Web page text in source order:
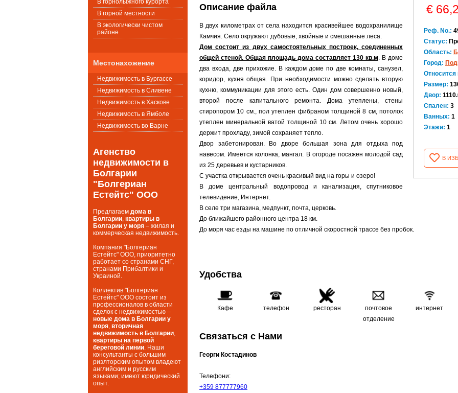
В горнолыжного курорта
В горной местности
В экологически чистом
районе
Местонахожение
Недвижимость в Бургассе
Недвижимость в Сливене
Недвижимость в Хаскове
Недвижимость в Ямболе
Недвижимость во Варне
Агенство
недвижимости в
Болгарии
"Болгериан
Естейтс" ООО
Предлагаем дома в
Болгарии, квартиры в
Болгарии у моря – жилая и
коммерческая недвижимость.
Компания "Болгериан
Естейтс" ООО, приоритетно
работает со странами СНГ,
странами Прибалтики и
Украиной.
Коллектив "Болгериан
Естейтс" ООО состоит из
профессионалов в области
сделок с недвижимостью –
новые дома в Болгарии у
моря, вторичная
недвижимость в Болгарии,
квартиры на первой
береговой линии. Наши
консультанты с большим
риэлторским опытом владеют
английским и русским
языками; имеют юридический
опыт.
€
Реф. No.:
Статус:
Область:
Город:
Относится
Размер:
Двор:
Спален: 3
Ванных: 1
Этажи: 1
В
Описание файла
В двух километрах от села находится красивейшее водохранилище
Камчия. Село окружают дубовые, хвойные и смешанные леса.
Дом состоит из двух самостоятельных построек, соединенных
общей стеной. Общая площадь дома составляет 130 кв.м. В доме
два входа, две прихожие. В каждом доме по две комнаты, санузел,
коридор, кухня общая. При необходимости можно сделать вторую
кухню, коммуникации для этого есть. Один дом совершенно новый,
второй после капитального ремонта. Дома утеплены, стены
стиропором 10 см., пол утеплен фибраном толщиной 8 см, потолок
утеплен минеральной ватой толщиной 10 см. Летом очень хорошо
держит прохладу, зимой сохраняет тепло.
Двор забетонирован. Во дворе большая зона для отдыха под
навесом. Имеется колонка, мангал. В огороде посажен молодой сад
из 25 деревьев и кустарников.
С участка открывается очень красивый вид на горы и озеро!
В доме центральный водопровод и канализация, спутниковое
телевидение, Интернет.
В селе три магазина, медпункт, почта, церковь.
До ближайшего районного центра 18 км.
До моря час езды на машине по отличной скоростной трассе без пробок.
Удобства
Кафе телефон ресторан
почтовое
отделение
интернет
Связаться с Нами
Георги Костадинов
Телефони:
+359 877777960